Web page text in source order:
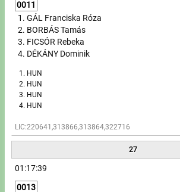
0011
GÁL Franciska Róza
BORBÁS Tamás
FICSÓR Rebeka
DÉKÁNY Dominik
HUN
HUN
HUN
HUN
LIC:220641,313866,313864,322716
27
01:17:39
0013